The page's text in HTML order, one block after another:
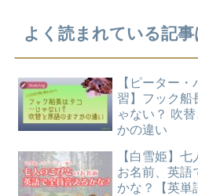
よく読まれている記
【ピーター
習】フック
ゃない？ 吹
かの違い
【白雪姫】
お名前、英語
かな？【英単